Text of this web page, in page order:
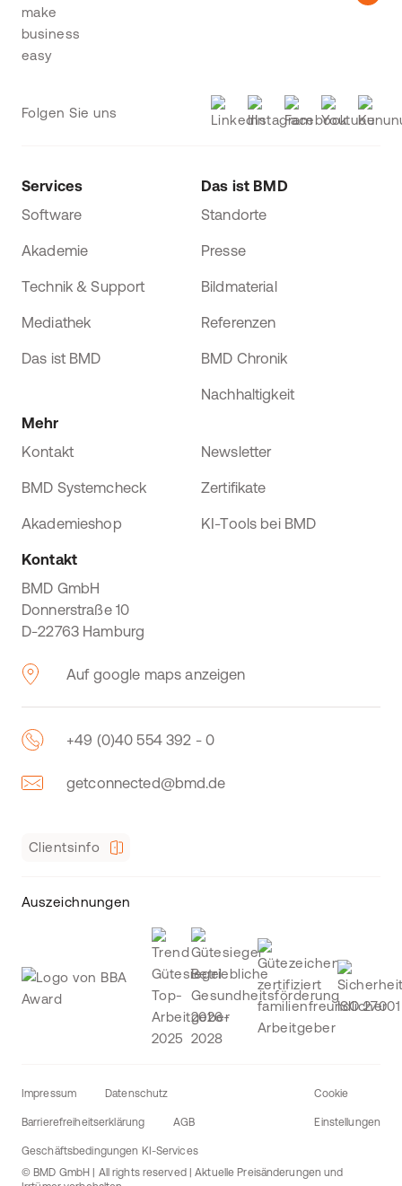
Folgen Sie uns
Services
Software
Akademie
Technik & Support
Mediathek
Das ist BMD
Das ist BMD
Standorte
Presse
Bildmaterial
Referenzen
BMD Chronik
Nachhaltigkeit
Mehr
Kontakt
Newsletter
BMD Systemcheck Zertifikate
Akademieshop KI-Tools bei BMD
Kontakt
BMD GmbH
Donnerstraße 10
D-22763 Hamburg
Auf google maps anzeigen
+49 (0)40 554 392 - 0
getconnected@bmd.de
Clientsinfo
Auszeichnungen
Impressum Datenschutz
Barrierefreiheitserklärung AGB
Geschäftsbedingungen KI-Services
Cookie
Einstellungen
© BMD GmbH | All rights reserved | Aktuelle Preisänderungen und